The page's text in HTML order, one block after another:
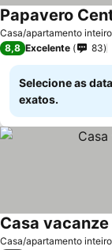
Casa/apartamento inteiro
Papavero
8,8 Excelente 83
Selecione as
exatos.
Casa/apartamento inteiro
Casa